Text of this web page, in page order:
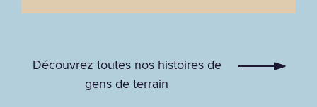
Découvrez toutes nos histoires de
gens de terrain